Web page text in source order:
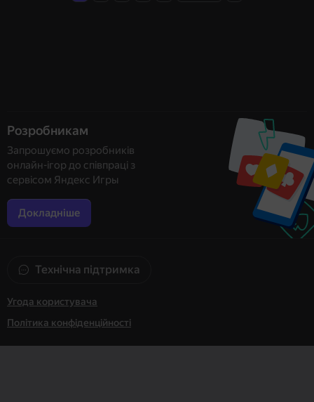
Розробникам
Запрошуємо розробників
онлайн-ігор до співпраці з
сервісом Яндекс Игры
Докладніше
Угода користувача
Політика конфіденційності
Технічна підтримка